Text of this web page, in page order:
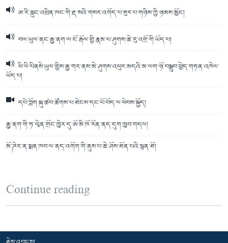
ཨ་རི་རླུང་འཕྲིན་ཁང་གི་རྡ་སའི་གསར་འགོད་པ་ཟུར་པ་གཉིས་ཀྱི་ཉམས་མྱོང།
བལ་ཡུལ་ནང་རྒྱ་ནག་ལ་ངོ་རྒོལ་གྱི་རྣམ་པ་ཤུགས་ཆེ་རུ་འགྲོ་གི་ཡོད་པ།
ཕི་ལི་པིནསེ་ཡུལ་གྱིས་རྒྱ་གར་ནས་མེ་ཤུགས་འཕུར་མདའི་མ་ལག་ཉོ་བསྒྲུབ་བྱེད་གཏན་འཁེལ་
ཡོད་པ།
དཔེ་ཀློག སྐུ་ཚབ་ཚོགས་པ་ཐེངས་དང་པོ་བོད་ལ་ཕེབས་སྐྱོད།
རྒྱ་ནག་གི་ཏ་ལཱེན་གྲོང་ཁྱེར་དུ་ཨོ་མི་ཁོ་རོན་ནད་དུག་ཁྱབ་གདལ།
མོ་ཌེར་ན་སྨན་ཁབ་ལ་ནད་འགོག་གི་ནུས་པ་ཆེ་ཤོས་ཐོན་པའི་སྙན་ཐོ།
Continue reading